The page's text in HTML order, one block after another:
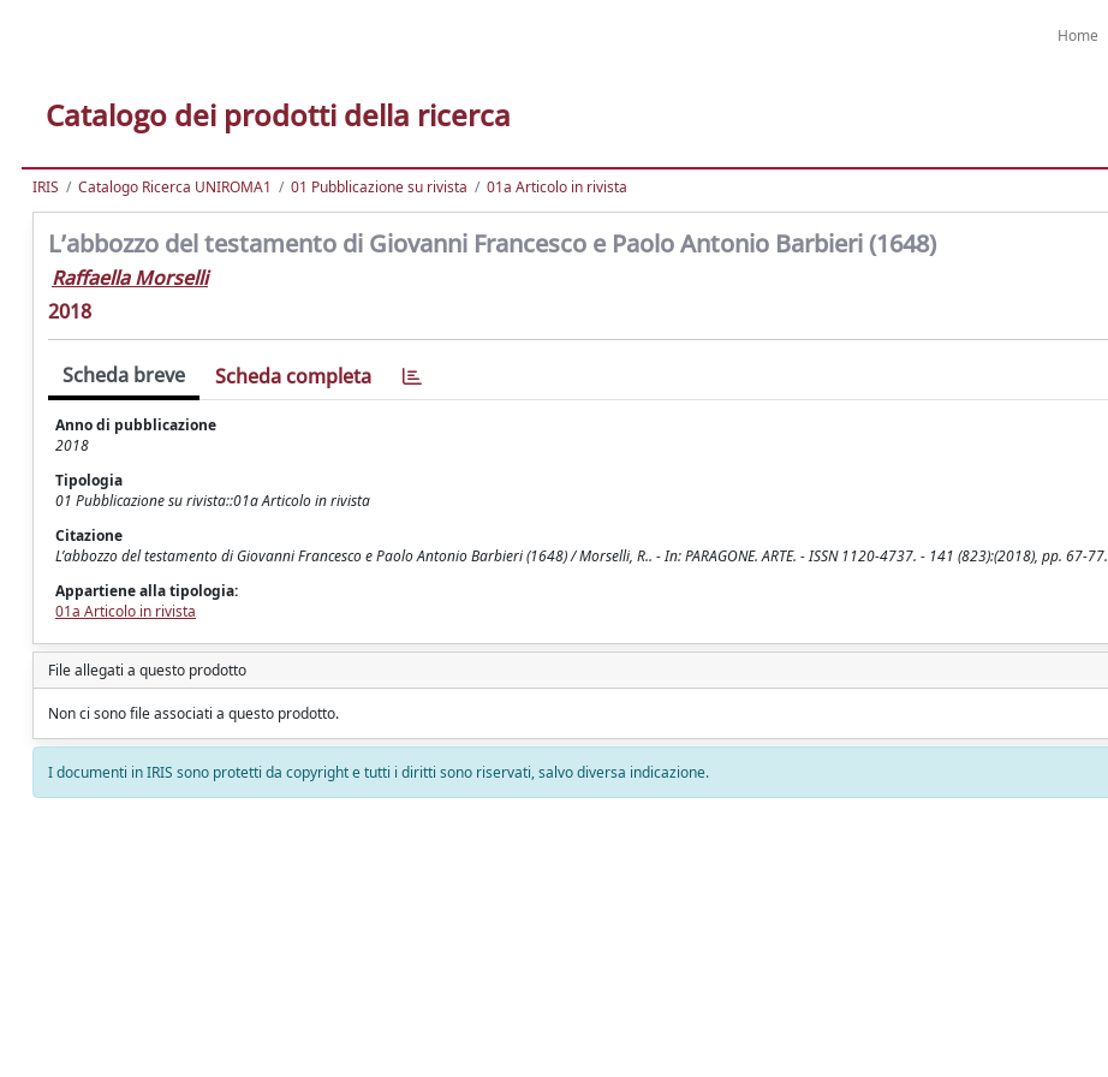
Home
Catalogo dei prodotti della ricerca
IRIS Catalogo Ricerca UNIROMA1 01 Pubblicazione su rivista 01a Articolo in rivista
L’abbozzo del testamento di Giovanni Francesco e Paolo Antonio Barbieri (1648)
Raffaella Morselli
2018
Scheda breve Scheda completa
Anno di pubblicazione
2018
Tipologia
01 Pubblicazione su rivista::01a Articolo in rivista
Citazione
L’abbozzo del testamento di Giovanni Francesco e Paolo Antonio Barbieri (1648) / Morselli, R.. - In: PARAGONE. ARTE. - ISSN 1120-4737. - 141 (823):(2018), pp. 67-77.
Appartiene alla tipologia:
01a Articolo in rivista
File allegati a questo prodotto
Non ci sono file associati a questo prodotto.
I documenti in IRIS sono protetti da copyright e tutti i diritti sono riservati, salvo diversa indicazione.